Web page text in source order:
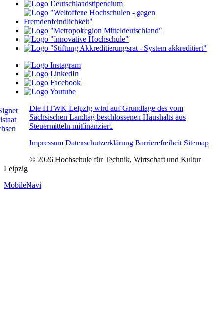
Die HTWK Leipzig wird auf Grundlage des vom
Sächsischen Landtag beschlossenen Haushalts aus
Steuermitteln mitfinanziert.
Impressum Datenschutzerklärung Barrierefreiheit Sitemap
© 2026 Hochschule für Technik, Wirtschaft und Kultur
Leipzig
MobileNavi